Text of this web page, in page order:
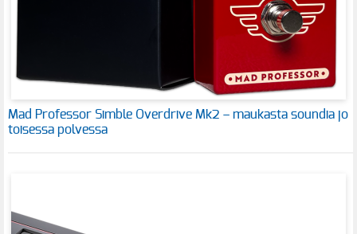
Mad Professor Simble Overdrive Mk2 – maukasta soundia jo
toisessa polvessa